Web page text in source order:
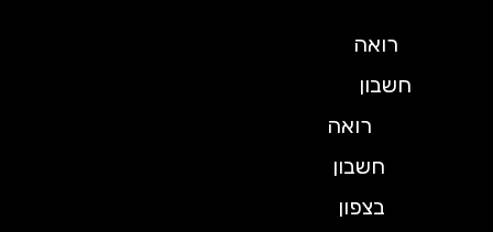
רואה
חשבון
רואה
חשבון
בצפון